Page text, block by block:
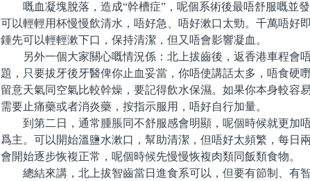
嘅血凝塊脫落，造成“幹槽症”，呢個系術後最唔舒服嘅並發
可以輕輕用杯慢慢飲清水，唔好急、唔好漱口太勁。千萬唔好
鍾先可以輕輕漱下口，保持清潔，但又唔會影響凝血。
另外一個大家關心嘅情況係：北上拔齒後，返香港車程會
題，只要拔牙後牙醫俾你止血妥當，你唔使講話太多，唔食硬
留意天氣同空氣比較幹燥，要記得飲水保濕。如果你本身較容
需要止痛藥或者消炎藥，按指示服用，唔好自行加量。
到第二日，通常腫脹同不舒服感會明顯，呢個時候就更加
爲主。可以開始溫鹽水漱口，幫助清潔，但唔好太頻繁，每日
會開始逐步恢複正常，呢個時候先慢慢恢複肉類同飯類食物。
總結來講，北上拔智齒當日進食系可以，但要有節制、有